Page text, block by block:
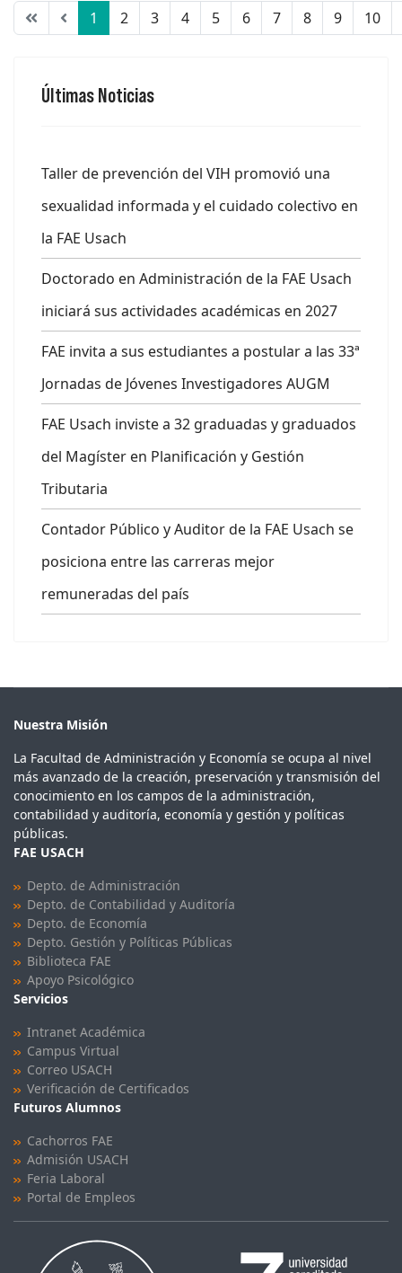
1 2 3 4 5 6 7 8 9 10
Últimas Noticias
Taller de prevención del VIH promovió una
sexualidad informada y el cuidado colectivo en
la FAE Usach
Doctorado en Administración de la FAE Usach
iniciará sus actividades académicas en 2027
FAE invita a sus estudiantes a postular a las 33ª
Jornadas de Jóvenes Investigadores AUGM
FAE Usach inviste a 32 graduadas y graduados
del Magíster en Planificación y Gestión
Tributaria
Contador Público y Auditor de la FAE Usach se
posiciona entre las carreras mejor
remuneradas del país
Nuestra Misión
La Facultad de Administración y Economía se ocupa al nivel
más avanzado de la creación, preservación y transmisión del
conocimiento en los campos de la administración,
contabilidad y auditoría, economía y gestión y políticas
públicas.
FAE USACH
Depto. de Administración
Depto. de Contabilidad y Auditoría
Depto. de Economía
Depto. Gestión y Políticas Públicas
Biblioteca FAE
Apoyo Psicológico
Servicios
Intranet Académica
Campus Virtual
Correo USACH
Verificación de Certificados
Futuros Alumnos
Cachorros FAE
Admisión USACH
Feria Laboral
Portal de Empleos